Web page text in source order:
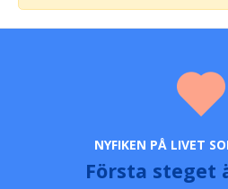
NYFIKEN PÅ LIVET
Första steget